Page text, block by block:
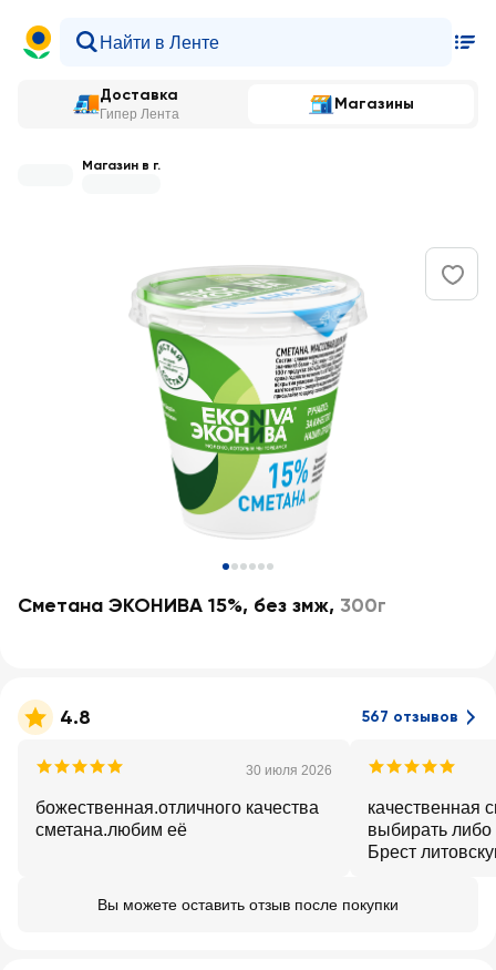
Доставка
Гипер Лента
Магазины
Магазин в г.
Сметана ЭКОНИВА 15%, без змж, 300г
4.8 567 отзывов
30 июля 2026
божественная.отличного качества
сметана.любим её
качественная
выбирать либо
Брест
Вы можете оставить отзыв после покупки